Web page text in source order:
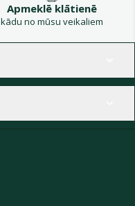
Apmeklē klātienē
kādu no mūsu veikaliem